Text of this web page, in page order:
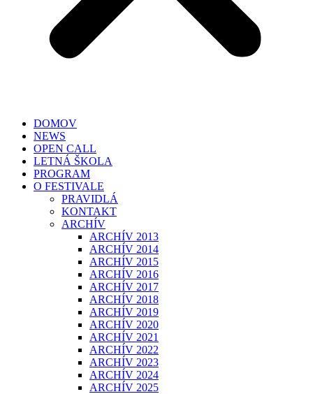
DOMOV
NEWS
OPEN CALL
LETNÁ ŠKOLA
PROGRAM
O FESTIVALE
PRAVIDLÁ
KONTAKT
ARCHÍV
ARCHÍV 2013
ARCHÍV 2014
ARCHÍV 2015
ARCHÍV 2016
ARCHÍV 2017
ARCHÍV 2018
ARCHÍV 2019
ARCHÍV 2020
ARCHÍV 2021
ARCHÍV 2022
ARCHÍV 2023
ARCHÍV 2024
ARCHÍV 2025